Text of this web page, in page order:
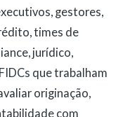
gestores,
times de
jurídico,
que trabalham
originação,
com